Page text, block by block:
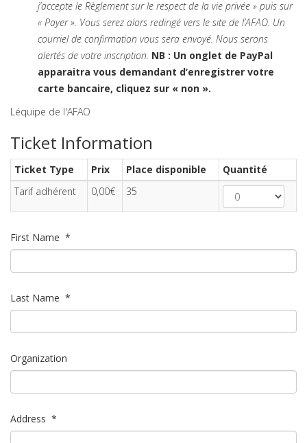
j’accepte le Règlement sur le respect de la vie privée » puis sur
« Payer ». Vous serez alors redirigé vers le site de l’AFAO. Un
courriel de confirmation vous sera envoyé. Nous serons
alertés de votre inscription. NB : Un onglet de PayPal
apparaitra vous demandant d’enregistrer votre
carte bancaire, cliquez sur « non ».
Léquipe de l'AFAO
Ticket Information
Ticket Type Prix Place disponible
Quantité
Tarif adhérent
0,00€ 35
First Name *
Last Name *
Organization
Address *